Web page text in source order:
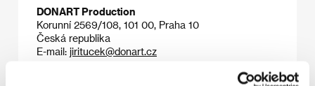
DONART Production
Korunní 2569/108, 101 00, Praha 10
Česká republika
E-mail: jiritucek@donart.cz